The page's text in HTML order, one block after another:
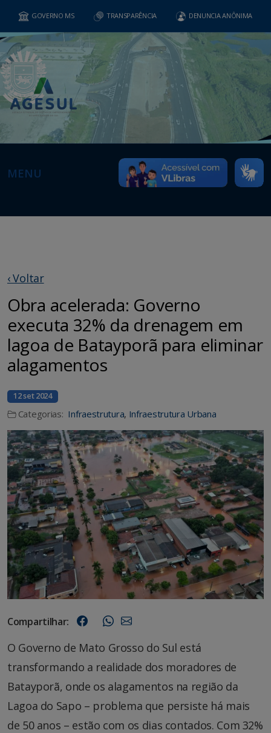
GOVERNO MS TRANSPARÊNCIA DENUNCIA ANÔNIMA
MENU
‹ Voltar
Obra acelerada: Governo
executa 32% da drenagem em
lagoa de Batayporã para eliminar
alagamentos
12 set 2024
Categorias: Infraestrutura, Infraestrutura Urbana
Compartilhar:
O Governo de Mato Grosso do Sul está
transformando a realidade dos moradores de
Batayporã, onde os alagamentos na região da
Lagoa do Sapo – problema que persiste há mais
de 50 anos – estão com os dias contados. Com 32%